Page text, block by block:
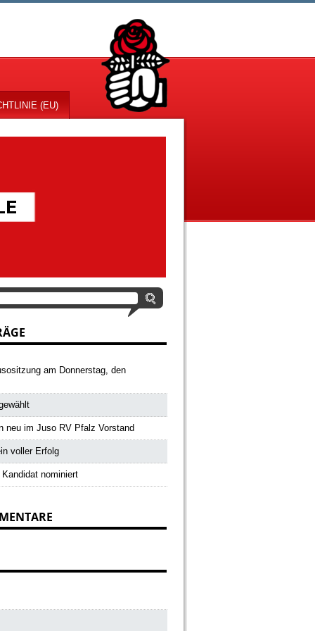
(EU)
am Donnerstag, den
neu im Juso RV Pfalz Vorstand
voller Erfolg
nominiert